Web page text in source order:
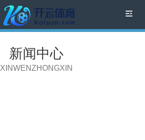
新闻中心
XINWENZHONGXIN